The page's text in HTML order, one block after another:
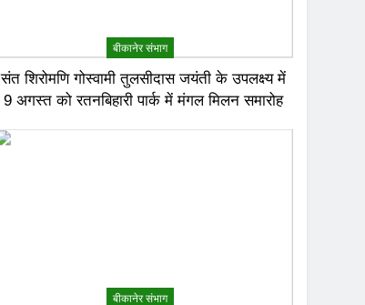
बीकानेर संभाग
संत शिरोमणि गोस्वामी तुलसीदास जयंती के उपलक्ष्य में
9 अगस्त को रतनबिहारी पार्क में मंगल मिलन समारोह
बीकानेर संभाग